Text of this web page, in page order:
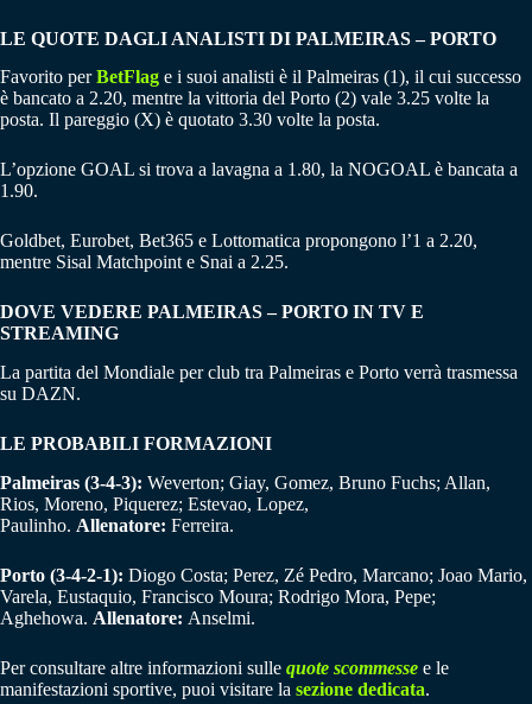
LE QUOTE DAGLI ANALISTI DI PALMEIRAS – PORTO
Favorito perBetFlag e i suoi analisti è il Palmeiras (1), il cui successo
è bancato a 2.20, mentre la vittoria del Porto (2) vale 3.25 volte la
posta. Il pareggio (X) è quotato 3.30 volte la posta.
L’opzione GOAL si trova a lavagna a 1.80, la NOGOAL è bancata a
1.90.
Goldbet, Eurobet, Bet365 e Lottomatica propongono l’1 a 2.20,
mentre Sisal Matchpoint e Snai a 2.25.
DOVE VEDERE PALMEIRAS – PORTO IN TV E
STREAMING
La partita del Mondiale per club tra Palmeiras e Porto verrà trasmessa
su DAZN.
LE PROBABILI FORMAZIONI
Palmeiras (3-4-3): Weverton; Giay, Gomez, Bruno Fuchs; Allan,
Rios, Moreno, Piquerez; Estevao, Lopez,
Paulinho. Allenatore: Ferreira.
Porto (3-4-2-1): Diogo Costa; Perez, Zé Pedro, Marcano; Joao Mario,
Varela, Eustaquio, Francisco Moura; Rodrigo Mora, Pepe;
Aghehowa. Allenatore: Anselmi.
Per consultare altre informazioni sulle quote scommesse e le
manifestazioni sportive, puoi visitare la sezione dedicata.